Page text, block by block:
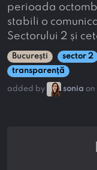
perioada
stabili o
Sectorului 2 și
București sector 2
transparență
added by sonia on